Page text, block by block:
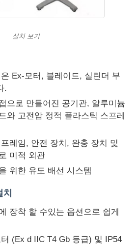
설치 보기
Ex-모터, 블레이드, 실린더 부
.
으로 만들어진 공기관, 알루미늄
와 고전압 정적 플라스틱 스프레
레임, 안전 장치, 완충 장치 및
미적 외관
위한 유도 배선 시스템
장착 할 수있는 옵션으로 쉽게
(Ex d IIC T4 Gb 등급) 및 IP54